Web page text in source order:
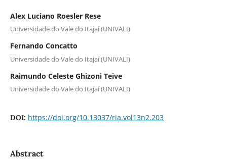
Alex Luciano Roesler Rese
Universidade do Vale do Itajaí (UNIVALI)
Fernando Concatto
Universidade do Vale do Itajaí (UNIVALI)
Raimundo Celeste Ghizoni Teive
Universidade do Vale do Itajaí (UNIVALI)
DOI: https://doi.org/10.13037/ria.vol13n2.203
Abstract